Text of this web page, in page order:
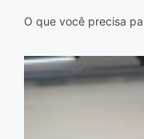
O que você precisa